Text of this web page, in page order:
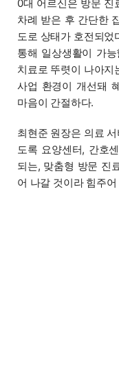
0대 어르신은 방문 진
차례 받은 후 간단한
도로 상태가 호전되었
통해 일상생활이 가
치료로 뚜렷이 나아지
사업 환경이 개선돼
마음이 간절하다.
최현준 원장은 의료
도록 요양센터, 간호
되는, 맞춤형 방문 진
어 나갈 것이라 힘주